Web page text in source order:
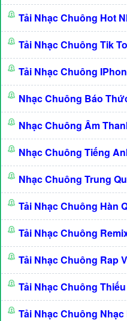
Tải Nhạc Chuông Hot
Tải Nhạc Chuông Tik
Tải Nhạc Chuông
Nhạc Chuông Báo
Nhạc Chuông Âm
Nhạc Chuông Tiếng
Nhạc Chuông Trung
Tải Nhạc Chuông Hàn
Tải Nhạc Chuông
Tải Nhạc Chuông Rap
Tải Nhạc Chuông
Tải Nhạc Chuông